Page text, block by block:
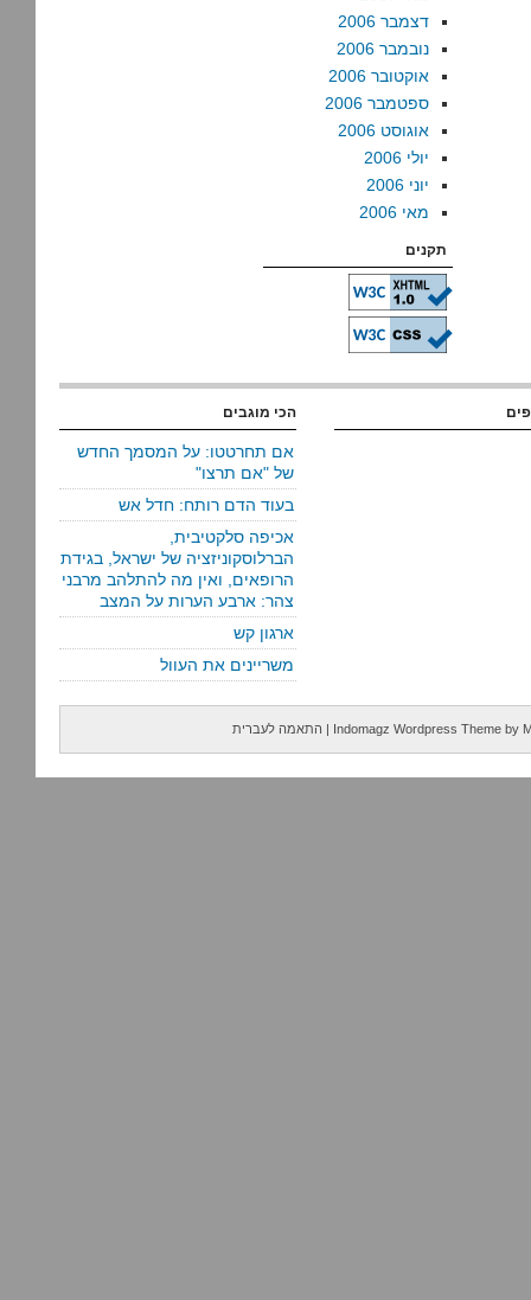
דצמבר 2006
נובמבר 2006
אוקטובר 2006
ספטמבר 2006
אוגוסט 2006
יולי 2006
יוני 2006
מאי 2006
תקנים
הכי מוגבים
אם תחרטטו: על המסמך החדש
של "אם תרצו"
בעוד הדם רותח: חדל אש
אכיפה סלקטיבית,
הברלוסקוניזציה של ישראל, בגידת
הרופאים, ואין מה להתלהב מרבני
צהר: ארבע הערות על המצב
ארגון קש
משריינים את העוול
Indomagz Wordpress Theme by
| התאמה לעברית